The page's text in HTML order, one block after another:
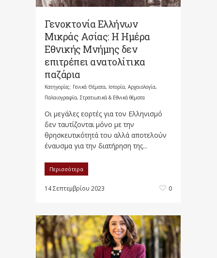
Γενοκτονία Ελλήνων
Μικράς Ασίας: Η Ημέρα
Εθνικής Μνήμης δεν
επιτρέπει ανατολίτικα
παζάρια
Κατηγορίες: Γενικά Θέματα, Ιστορία, Αρχαιολογία,
Παλαιογραφία, Στρατιωτικά & Εθνικά θέματα
Οι μεγάλες εορτές για τον Ελληνισμό
δεν ταυτίζονται μόνο με την
θρησκευτικότητά του αλλά αποτελούν
έναυσμα για την διατήρηση της...
Περισσότερα
14 Σεπτεμβρίου 2023 0